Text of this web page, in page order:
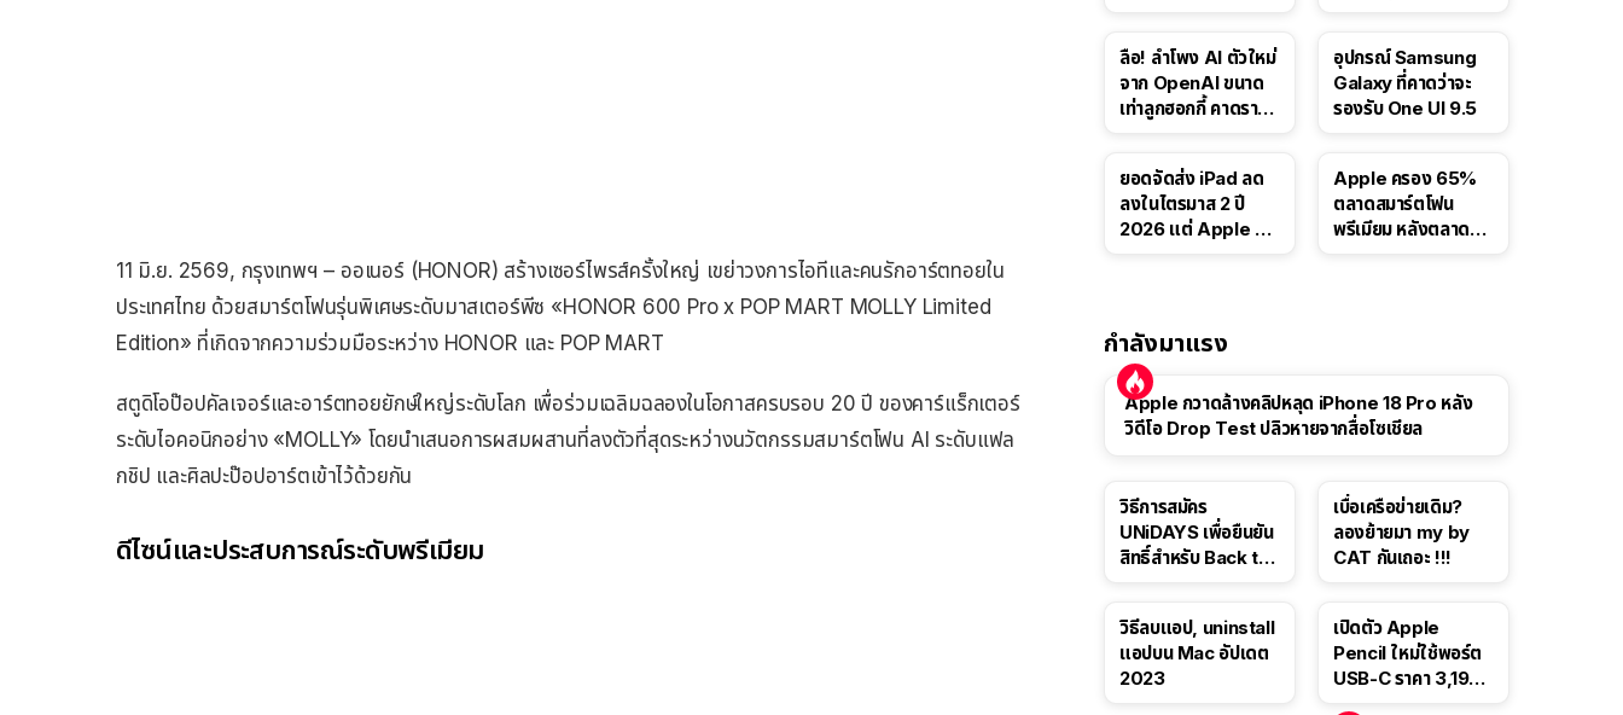
11 มิ.ย. 2569, กรุงเทพฯ – ออเนอร์ (HONOR) สร้างเซอร์ไพรส์ครั้งใหญ่ เขย่าวงการไอทีและคนรักอาร์ตทอยใน
ประเทศไทย ด้วยสมาร์ตโฟนรุ่นพิเศษระดับมาสเตอร์พีซ «HONOR 600 Pro x POP MART MOLLY Limited
Edition» ที่เกิดจากความร่วมมือระหว่าง HONOR และ POP MART
สตูดิโอป๊อปคัลเจอร์และอาร์ตทอยยักษ์ใหญ่ระดับโลก เพื่อร่วมเฉลิมฉลองในโอกาสครบรอบ 20 ปี ของคาร์แร็กเตอร์
ระดับไอคอนิกอย่าง «MOLLY» โดยนำเสนอการผสมผสานที่ลงตัวที่สุดระหว่างนวัตกรรมสมาร์ตโฟน AI ระดับแฟล
กชิป และศิลปะป๊อปอาร์ตเข้าไว้ด้วยกัน
ดีไซน์และประสบการณ์ระดับพรีเมียม
ลือ! ลำโพง AI ตัวใหม่
จาก OpenAI ขนาด
เท่าลูกฮอกกี้ คาดราคา
อุปกรณ์ Samsung
Galaxy ที่คาดว่าจะ
รองรับ One UI 9.5
ยอดจัดส่ง iPad ลด
ลงในไตรมาส 2 ปี
2026 แต่ Apple ยัง
Apple ครอง 65%
ตลาดสมาร์ตโฟน
พรีเมียม หลังตลาดทำ
กำลังมาแรง
Apple กวาดล้างคลิปหลุด iPhone 18 Pro หลัง
วิดีโอ Drop Test ปลิวหายจากสื่อโซเชียล
วิธีการสมัคร
UNiDAYS เพื่อยืนยัน
สิทธิ์สำหรับ Back to
เบื่อเครือข่ายเดิม?
ลองย้ายมา my by
CAT กันเถอะ !!!
วิธีลบแอป, uninstall
แอปบน Mac อัปเดต
2023
เปิดตัว Apple
Pencil ใหม่ใช้พอร์ต
USB-C ราคา 3,190